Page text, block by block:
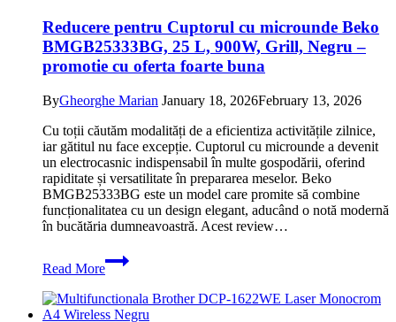
Reducere pentru Cuptorul cu microunde Beko
BMGB25333BG, 25 L, 900W, Grill, Negru –
promotie cu oferta foarte buna
ByGheorghe Marian January 18, 2026February 13, 2026
Cu toții căutăm modalități de a eficientiza activitățile zilnice,
iar gătitul nu face excepție. Cuptorul cu microunde a devenit
un electrocasnic indispensabil în multe gospodării, oferind
rapiditate și versatilitate în prepararea meselor. Beko
BMGB25333BG este un model care promite să combine
funcționalitatea cu un design elegant, aducând o notă modernă
în bucătăria dumneavoastră. Acest review…
Read More
Reducere
pentru
cu
microunde